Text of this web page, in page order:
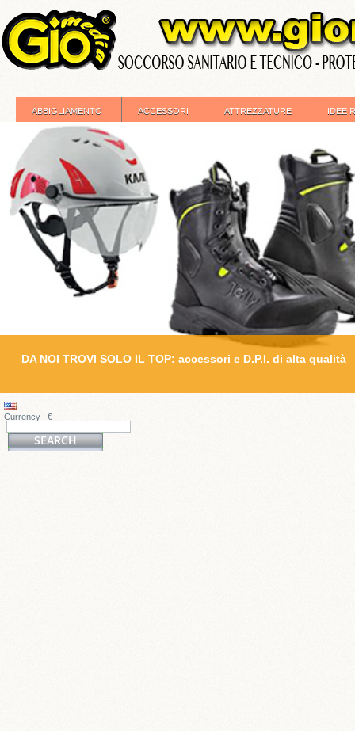
ABBIGLIAMENTO ACCESSORI ATTREZZATURE IDEE
DA NOI TROVI SOLO IL TOP: accessori e D.P.I. di alta qualità
Currency : €